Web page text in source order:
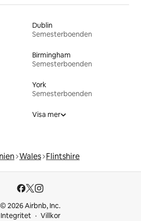
Dublin
Semesterboenden
Birmingham
Semesterboenden
York
Semesterboenden
Visa mer
Wales Flintshire
© 2026 Airbnb, Inc.
Integritet
Villkor